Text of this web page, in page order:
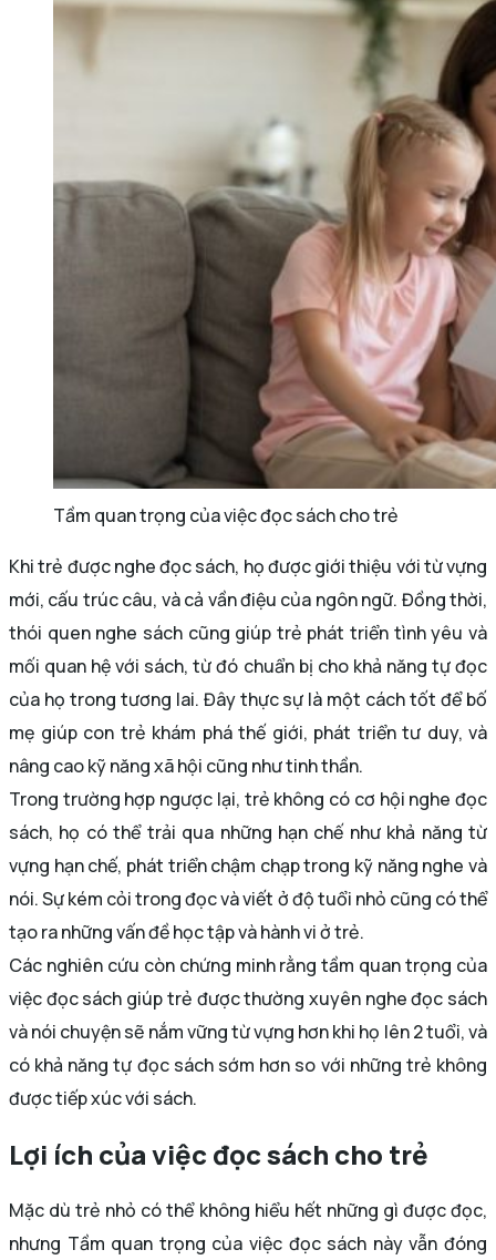
Tầm quan trọng của việc đọc sách cho trẻ
Khi trẻ được nghe đọc sách, họ được giới thiệu với từ vựng
mới, cấu trúc câu, và cả vần điệu của ngôn ngữ. Đồng thời,
thói quen nghe sách cũng giúp trẻ phát triển tình yêu và
mối quan hệ với sách, từ đó chuẩn bị cho khả năng tự đọc
của họ trong tương lai. Đây thực sự là một cách tốt để bố
mẹ giúp con trẻ khám phá thế giới, phát triển tư duy, và
nâng cao kỹ năng xã hội cũng như tinh thần.
Trong trường hợp ngược lại, trẻ không có cơ hội nghe đọc
sách, họ có thể trải qua những hạn chế như khả năng từ
vựng hạn chế, phát triển chậm chạp trong kỹ năng nghe và
nói. Sự kém cỏi trong đọc và viết ở độ tuổi nhỏ cũng có thể
tạo ra những vấn đề học tập và hành vi ở trẻ.
Các nghiên cứu còn chứng minh rằng tầm quan trọng của
việc đọc sách giúp trẻ được thường xuyên nghe đọc sách
và nói chuyện sẽ nắm vững từ vựng hơn khi họ lên 2 tuổi, và
có khả năng tự đọc sách sớm hơn so với những trẻ không
được tiếp xúc với sách.
Lợi ích của việc đọc sách cho trẻ
Mặc dù trẻ nhỏ có thể không hiểu hết những gì được đọc,
nhưng Tầm quan trọng của việc đọc sách này vẫn đóng